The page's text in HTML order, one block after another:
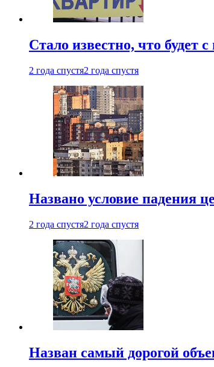
Стало известно, что будет
2 года спустя2 года спустя
Названо условие падения
2 года спустя2 года спустя
Назван самый дорогой